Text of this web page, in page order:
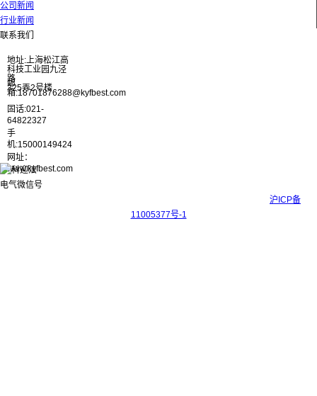
公司新闻
行业新闻
联系我们
地址:上海松江高
科技工业园九泾
路
325弄2号楼
邮
箱:18701876288@kyfbest.com
固话:021-
64822327
手
机:15000149424
网址：
www.kyfbest.com
沪ICP备
11005377号-1